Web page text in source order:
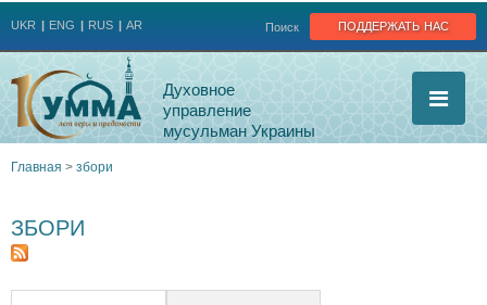
поддержать нас
Поиск
UKR ENG RUS AR
Духовное
управление
мусульман Украины
здесь
Главная > збори
ЗБОРИ